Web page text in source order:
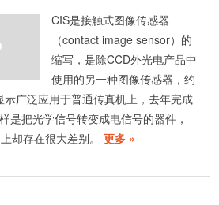
CIS是接触式图像传感器
（contact image sensor）的
缩写，是除CCD外光电产品中
使用的另一种图像传感器，约
广泛应用于普通传真机上，去年完成
是把光学信号转变成电信号的器件，
却存在很大差别。
更多 »